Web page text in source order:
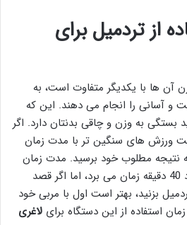
از تردمیل برای
آن ها با یکدیگر متفاوت است، به
آسانی را انجام می دهند. این که
بستگی به وزن و چاقی بدنتان دارد. اگر
ورزش های سنگین تر با مدت زمان
نتیجه مطلوب خود برسید. مدت زمان
یک تمرین مؤثر چیزی حدود 40 دقیقه زمان می برد، اما اگر قصد
بزنید، بهتر است اول با مربی خود
استفاده از این دستگاه برای لاغری